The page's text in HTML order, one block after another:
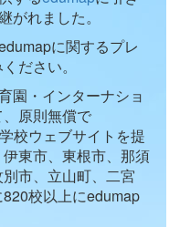
がれました。
に関するプレ
ださい。
園・インターナショ
原則無償で
校ウェブサイトを提
東市、東根市、那須
市、立山町、二宮
校以上にedumap